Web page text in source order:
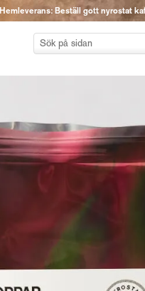
Hemleverans: Beställ gott nyrostat